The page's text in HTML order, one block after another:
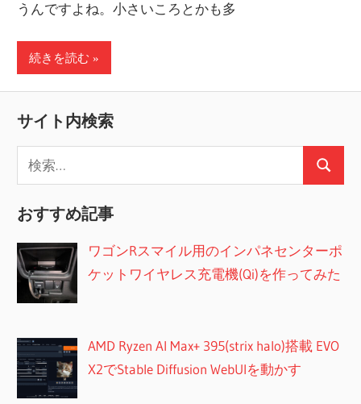
うんですよね。小さいころとかも多
続きを読む
サイト内検索
索:
検
おすすめ記事
ワゴンRスマイル用のインパネセンターポ
ケットワイヤレス充電機(Qi)を作ってみた
AMD Ryzen AI Max+ 395(strix halo)搭載 EVO
X2でStable Diffusion WebUIを動かす